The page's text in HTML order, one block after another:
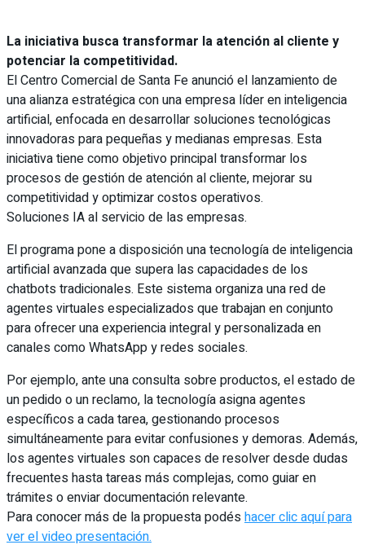
La iniciativa busca transformar la atención al cliente y
potenciar la competitividad.
El Centro Comercial de Santa Fe anunció el lanzamiento de
una alianza estratégica con una empresa líder en inteligencia
artificial, enfocada en desarrollar soluciones tecnológicas
innovadoras para pequeñas y medianas empresas. Esta
iniciativa tiene como objetivo principal transformar los
procesos de gestión de atención al cliente, mejorar su
competitividad y optimizar costos operativos.
Soluciones IA al servicio de las empresas.
El programa pone a disposición una tecnología de inteligencia
artificial avanzada que supera las capacidades de los
chatbots tradicionales. Este sistema organiza una red de
agentes virtuales especializados que trabajan en conjunto
para ofrecer una experiencia integral y personalizada en
canales como WhatsApp y redes sociales.
Por ejemplo, ante una consulta sobre productos, el estado de
un pedido o un reclamo, la tecnología asigna agentes
específicos a cada tarea, gestionando procesos
simultáneamente para evitar confusiones y demoras. Además,
los agentes virtuales son capaces de resolver desde dudas
frecuentes hasta tareas más complejas, como guiar en
trámites o enviar documentación relevante.
Para conocer más de la propuesta podéshacer clic aquí para
ver el video presentación.